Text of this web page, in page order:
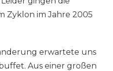
Zyklon im Jahre 2005
erwartete uns
Aus einer großen